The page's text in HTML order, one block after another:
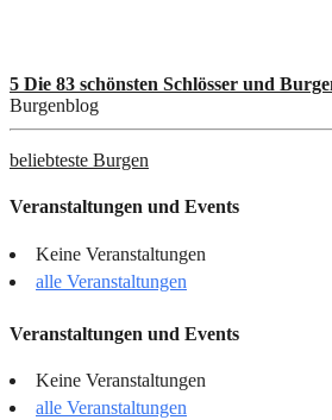
5 Die 83 schönsten Schlösser und
Burgenblog
beliebteste Burgen
Veranstaltungen und Events
Keine Veranstaltungen
alle Veranstaltungen
Veranstaltungen und Events
Keine Veranstaltungen
alle Veranstaltungen